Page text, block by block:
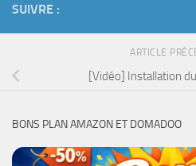
SUIVRE :
ARTICLE
[Vidéo] Installation
BONS PLAN AMAZON ET DOMADOO